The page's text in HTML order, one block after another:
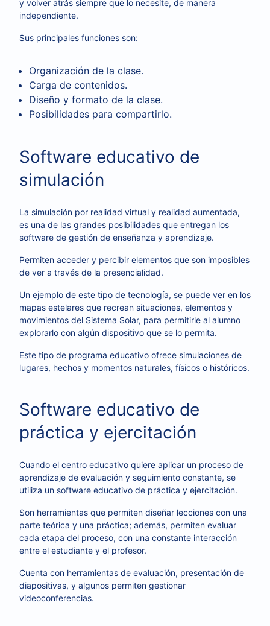
y volver atrás siempre que lo necesite, de manera
independiente.
Sus principales funciones son:
Organización de la clase.
Carga de contenidos.
Diseño y formato de la clase.
Posibilidades para compartirlo.
Software educativo de
simulación
La simulación por realidad virtual y realidad aumentada,
es una de las grandes posibilidades que entregan los
software de gestión de enseñanza y aprendizaje.
Permiten acceder y percibir elementos que son imposibles
de ver a través de la presencialidad.
Un ejemplo de este tipo de tecnología, se puede ver en los
mapas estelares que recrean situaciones, elementos y
movimientos del Sistema Solar, para permitirle al alumno
explorarlo con algún dispositivo que se lo permita.
Este tipo de programa educativo ofrece simulaciones de
lugares, hechos y momentos naturales, físicos o históricos.
Software educativo de
práctica y ejercitación
Cuando el centro educativo quiere aplicar un proceso de
aprendizaje de evaluación y seguimiento constante, se
utiliza un software educativo de práctica y ejercitación.
Son herramientas que permiten diseñar lecciones con una
parte teórica y una práctica; además, permiten evaluar
cada etapa del proceso, con una constante interacción
entre el estudiante y el profesor.
Cuenta con herramientas de evaluación, presentación de
diapositivas, y algunos permiten gestionar
videoconferencias.